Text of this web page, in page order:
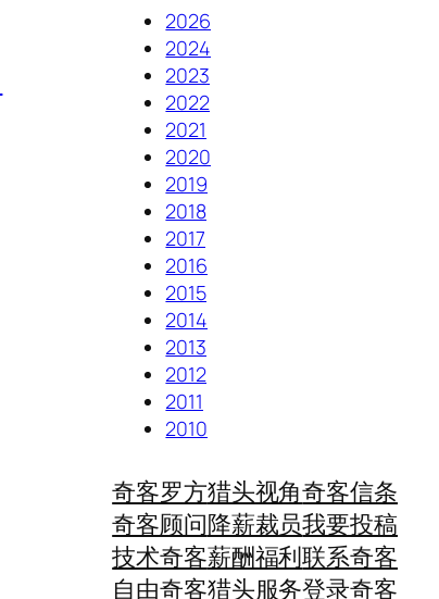
2026
2024
2023
2022
2021
2020
2019
2018
2017
2016
2015
2014
2013
2012
2011
2010
奇客罗方
奇客顾问
技术奇客
自由奇客
猎头视角
降薪裁员
薪酬福利
猎头服务
奇客信条
我要投稿
联系奇客
登录奇客